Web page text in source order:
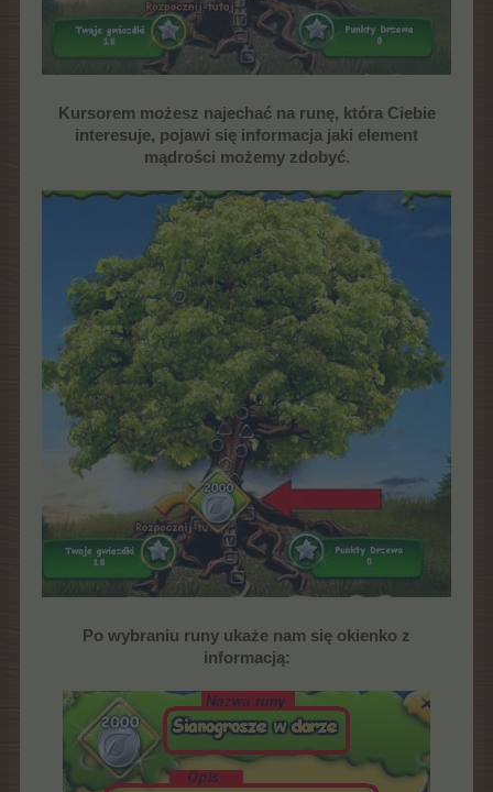
Kursorem możesz najechać na runę, która Ciebie
interesuje, pojawi się informacja jaki element
mądrości możemy zdobyć.
Po wybraniu runy ukaże nam się okienko z
informacją: